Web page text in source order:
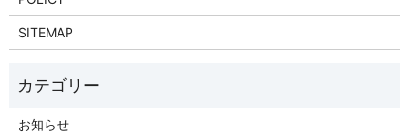
SITEMAP
お知らせ